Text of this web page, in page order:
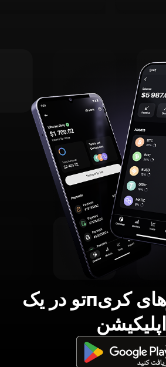
تمام ابزارهای کریпتو در یک
اپلیکیشن